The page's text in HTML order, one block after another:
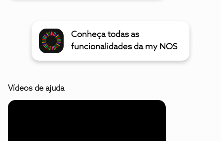
Conheça todas as
funcionalidades da my NOS
Vídeos de ajuda